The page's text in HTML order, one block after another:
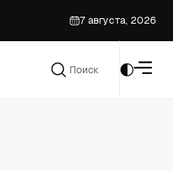
7 августа, 2026
Поиск